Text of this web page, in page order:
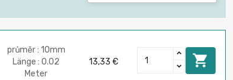
průměr : 10mm
Länge : 0.02
Meter
13,33 € 